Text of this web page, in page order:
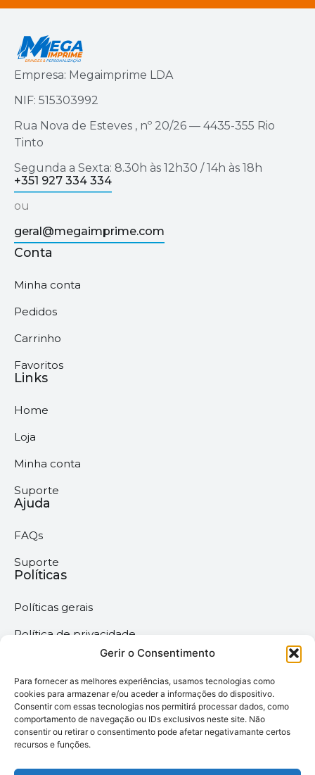
Gerir o Consentimento
Para fornecer as melhores experiências, usamos tecnologias como
cookies para armazenar e/ou aceder a informações do dispositivo.
Consentir com essas tecnologias nos permitirá processar dados, como
comportamento de navegação ou IDs exclusivos neste site. Não
consentir ou retirar o consentimento pode afetar negativamante certos
recursos e funções.
Empresa: Megaimprime LDA
NIF: 515303992
Rua Nova de Esteves , nº 20/26 — 4435-355 Rio
Tinto
Segunda a Sexta: 8.30h às 12h30 / 14h às 18h
+351 927 334 334
ou
geral@megaimprime.com
Conta
Minha conta
Pedidos
Carrinho
Favoritos
Links
Home
Loja
Minha conta
Suporte
Ajuda
FAQs
Suporte
Políticas
Políticas gerais
Política de privacidade
Termos & Condições
Política de cookies
Megaimprime © 2025 |
Todos os Direitos